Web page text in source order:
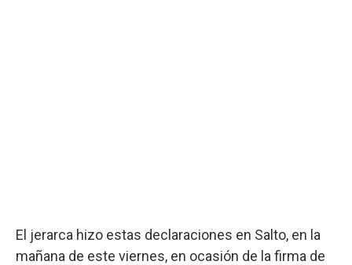
El jerarca hizo estas declaraciones en Salto, en la
mañana de este viernes, en ocasión de la firma de